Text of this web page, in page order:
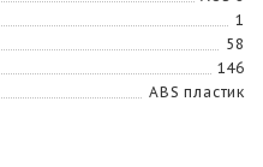
1
58
146
ABS пластик